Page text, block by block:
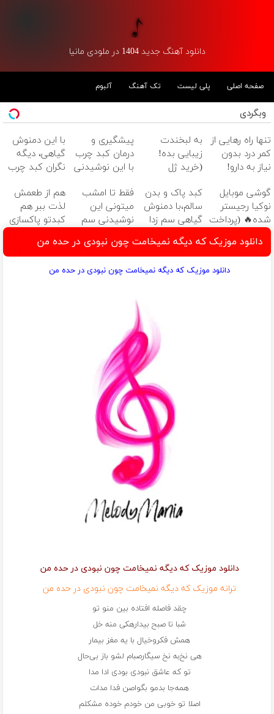
دانلود آهنگ جدید 1404 در ملودی مانیا
صفحه اصلی پلی لیست تک آهنگ آلبوم
وبگردی
تنها راه رهایی از
کمر درد بدون
نیاز به دارو!
به لبخندت
زیبایی بده!
(خرید ژل
دندان
با40%تخفیف)
پیشگیری و
درمان کبد چرب
با این نوشیدنی
با این دمنوش
گیاهی، دیگه
نگران کبد چرب
گوشی موبایل
نوکیا رجیستر
شده🔥 (پرداخت
درب منزل +
تخفیف ویژه)
کبد پاک و بدن
سالم،با دمنوش
گیاهی سم زدا
فقط تا امشب
میتونی این
نوشیدنی سم
55% تخفیف
بخری
هم از طعمش
لذت ببر هم
کبدتو پاکسازی
ویژه)
دانلود موزیک که دیگه نمیخامت چون نبودی در حده من
دانلود موزیک که دیگه نمیخامت چون نبودی در حده من
دانلود موزیک که دیگه نمیخامت چون نبودی در حده من
ترانه موزیک که دیگه نمیخامت چون نبودی در حده من
چقد فاصله افتاده بین منو تو
شبا تا صبح بیدارهکی منه خل
همش فکروخیال با یه مغز بیمار
هی نخ‌به نخ سیگارصبام لشو باز بی‌حال
تو که عاشق نبودی بودی ادا مدا
همه‌جا بدمو بگواصن فدا مدات
اصلا تو خوبی من خودم خوده مشکلم